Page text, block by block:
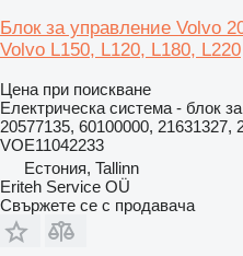
Блок за управление Volvo
Volvo L150, L120, L180, L220
Цена при поискване
Електрическа система - блок
20577135, 60100000, 21631327,
VOE11042233
Естония, Tallinn
Eriteh Service OÜ
Свържете се с продавача